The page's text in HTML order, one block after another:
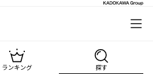
ランキング 探す